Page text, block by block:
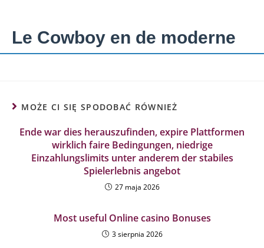
Le Cowboy en de moderne
MOŻE CI SIĘ SPODOBAĆ RÓWNIEŻ
Ende war dies herauszufinden, expire Plattformen
wirklich faire Bedingungen, niedrige
Einzahlungslimits unter anderem der stabiles
Spielerlebnis angebot
27 maja 2026
Most useful Online casino Bonuses
3 sierpnia 2026